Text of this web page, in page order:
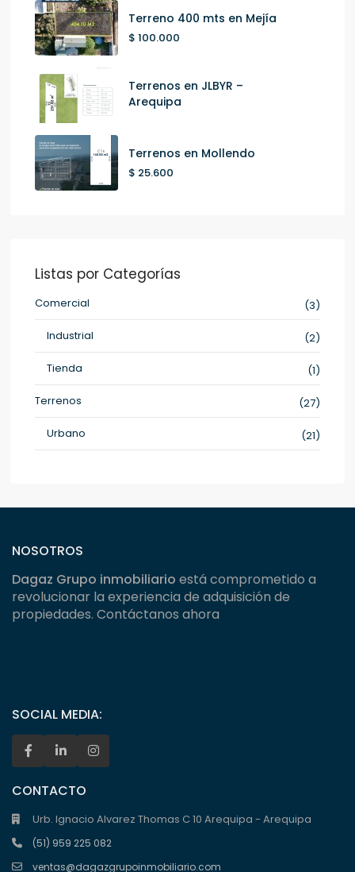
Terreno 400 mts en Mejía
$ 100.000
Terrenos en JLBYR –
Arequipa
Terrenos en Mollendo
$ 25.600
Listas por Categorías
Comercial
(3)
Industrial
(2)
Tienda
(1)
Terrenos
(27)
Urbano
(21)
NOSOTROS
Dagaz Grupo inmobiliario está comprometido a
revolucionar la experiencia de adquisición de
propiedades. Contáctanos ahora
SOCIAL MEDIA:
CONTACTO
Urb. Ignacio Alvarez Thomas C 10 Arequipa - Arequipa
(51) 959 225 082
ventas@dagazgrupoinmobiliario.com